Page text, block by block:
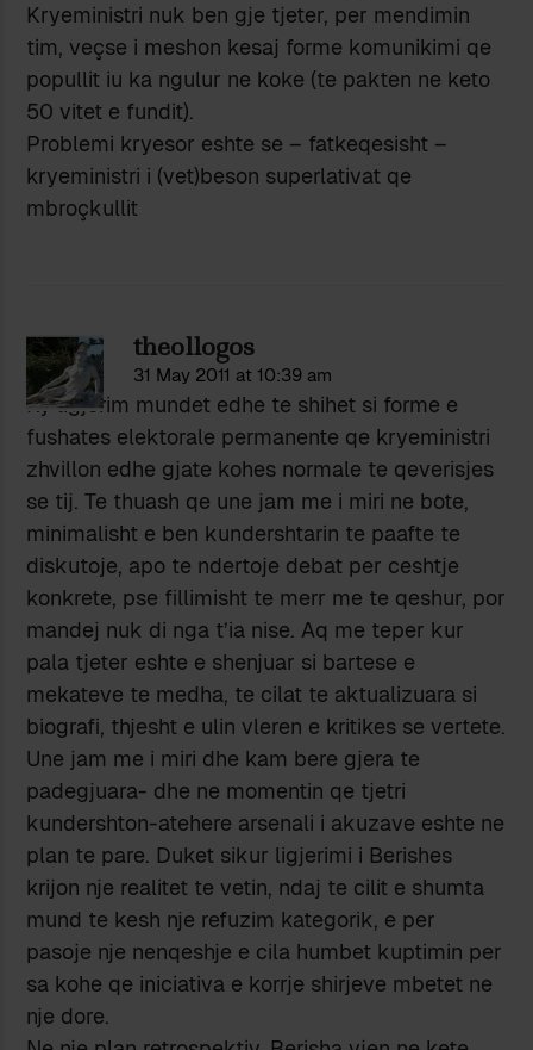
Kryeministri nuk ben gje tjeter, per mendimin
tim, veçse i meshon kesaj forme komunikimi qe
popullit iu ka ngulur ne koke (te pakten ne keto
50 vitet e fundit).
Problemi kryesor eshte se – fatkeqesisht –
kryeministri i (vet)beson superlativat qe
mbroçkullit
theollogos
31 May 2011 at 10:39 am
Ky ligjerim mundet edhe te shihet si forme e
fushates elektorale permanente qe kryeministri
zhvillon edhe gjate kohes normale te qeverisjes
se tij. Te thuash qe une jam me i miri ne bote,
minimalisht e ben kundershtarin te paafte te
diskutoje, apo te ndertoje debat per ceshtje
konkrete, pse fillimisht te merr me te qeshur, por
mandej nuk di nga t’ia nise. Aq me teper kur
pala tjeter eshte e shenjuar si bartese e
mekateve te medha, te cilat te aktualizuara si
biografi, thjesht e ulin vleren e kritikes se vertete.
Une jam me i miri dhe kam bere gjera te
padegjuara- dhe ne momentin qe tjetri
kundershton-atehere arsenali i akuzave eshte ne
plan te pare. Duket sikur ligjerimi i Berishes
krijon nje realitet te vetin, ndaj te cilit e shumta
mund te kesh nje refuzim kategorik, e per
pasoje nje nenqeshje e cila humbet kuptimin per
sa kohe qe iniciativa e korrje shirjeve mbetet ne
nje dore.